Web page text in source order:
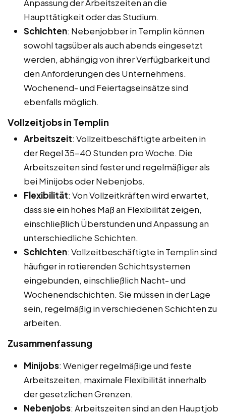
Anpassung der Arbeitszeiten an die
Haupttätigkeit oder das Studium.
Schichten: Nebenjobber in Templin können
sowohl tagsüber als auch abends eingesetzt
werden, abhängig von ihrer Verfügbarkeit und
den Anforderungen des Unternehmens.
Wochenend- und Feiertagseinsätze sind
ebenfalls möglich.
Vollzeitjobs in Templin
Arbeitszeit: Vollzeitbeschäftigte arbeiten in
der Regel 35-40 Stunden pro Woche. Die
Arbeitszeiten sind fester und regelmäßiger als
bei Minijobs oder Nebenjobs.
Flexibilität: Von Vollzeitkräften wird erwartet,
dass sie ein hohes Maß an Flexibilität zeigen,
einschließlich Überstunden und Anpassung an
unterschiedliche Schichten.
Schichten: Vollzeitbeschäftigte in Templin sind
häufiger in rotierenden Schichtsystemen
eingebunden, einschließlich Nacht- und
Wochenendschichten. Sie müssen in der Lage
sein, regelmäßig in verschiedenen Schichten zu
arbeiten.
Zusammenfassung
Minijobs: Weniger regelmäßige und feste
Arbeitszeiten, maximale Flexibilität innerhalb
der gesetzlichen Grenzen.
Nebenjobs: Arbeitszeiten sind an den Hauptjob